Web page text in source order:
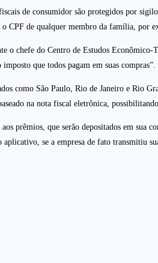
de consumidor são protegidos por
CPF de qualquer membro da família, por
o chefe do Centro de Estudos
que todos pagam em suas compras”.
como São Paulo, Rio de Janeiro e
na nota fiscal eletrônica, possibilitando
prêmios, que serão depositados em sua
se a empresa de fato transmitiu